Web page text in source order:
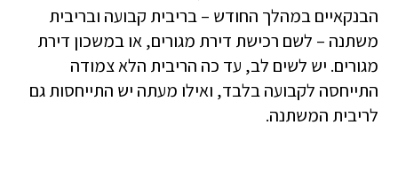
הבנקאיים במהלך החודש – בריבית קבועה ובריבית
משתנה – לשם רכישת דירת מגורים, או במשכון דירת
מגורים. יש לשים לב, עד כה הריבית הלא צמודה
התייחסה לקבועה בלבד, ואילו מעתה יש התייחסות גם
לריבית המשתנה.